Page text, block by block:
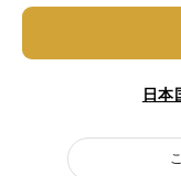
日本